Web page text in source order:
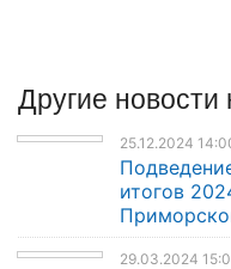
Другие новости
25.12.2024
итогов
29.03.2024